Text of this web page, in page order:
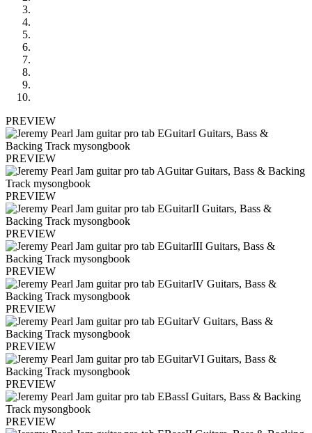
PREVIEW
PREVIEW
PREVIEW
PREVIEW
PREVIEW
PREVIEW
PREVIEW
PREVIEW
PREVIEW